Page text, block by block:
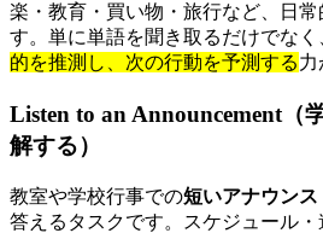
楽・教育・買い物・旅行など、日
す。単に単語を聞き取るだけでなく
的を推測し、次の行動を予測する力
Listen to an Announcement（
解する）
教室や学校行事での短いアナウンス
答えるタスクです。スケジュール